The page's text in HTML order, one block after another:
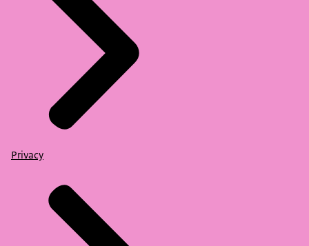
Privacy